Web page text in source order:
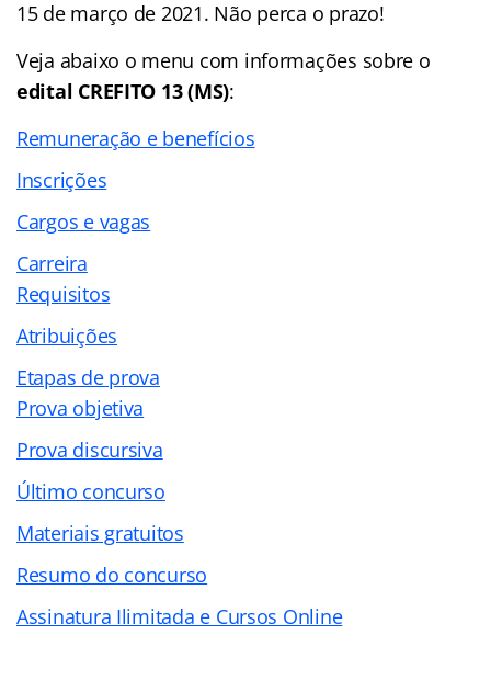
15 de março de 2021. Não perca o prazo!
Veja abaixo o menu com informações sobre o
edital CREFITO 13 (MS):
Remuneração e benefícios
Inscrições
Cargos e vagas
Carreira
Requisitos
Atribuições
Etapas de prova
Prova objetiva
Prova discursiva
Último concurso
Materiais gratuitos
Resumo do concurso
Assinatura Ilimitada e Cursos Online